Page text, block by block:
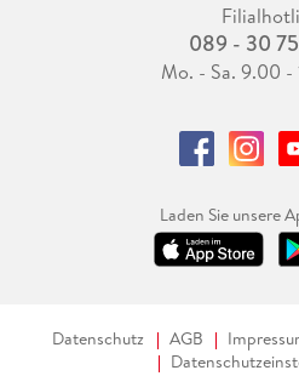
089 - 30
Mo. - Sa. 9.00
Laden Sie unsere
Datenschutz AGB